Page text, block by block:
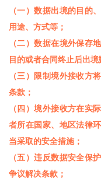
（一）数据出境的目的
用途、方式等；
（二）数据在境外保存
目的或者合同终止后出境
（三）限制境外接收方
条款；
（四）境外接收方在实
者所在国家、地区法律
当采取的安全措施；
（五）违反数据安全保
争议解决条款；